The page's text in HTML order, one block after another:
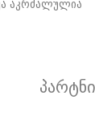
აკრძალულია